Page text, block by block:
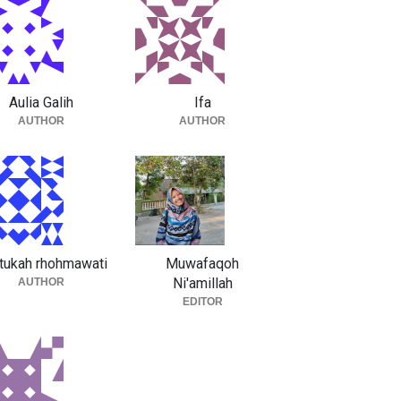
Aulia Galih
AUTHOR
Ifa
AUTHOR
rhohmawati
AUTHOR
Muwafaqoh
Ni'amillah
EDITOR